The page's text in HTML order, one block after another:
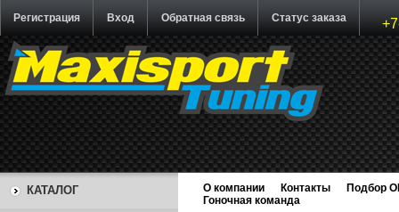
Регистрация Вход Обратная связь Статус заказа
КАТАЛОГ О компании Контакты
Подбор
Гоночная команда